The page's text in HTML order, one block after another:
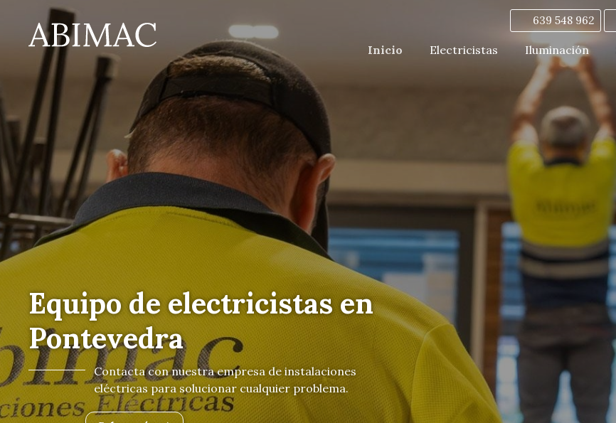
639 548 962
Inicio Electricistas Iluminación